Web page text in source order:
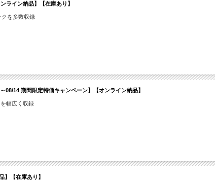
ライン納品】【在庫あり】
クを多数収録
14 期間限定特価キャンペーン】【オンライン納品】
幅広く収録
【在庫あり】